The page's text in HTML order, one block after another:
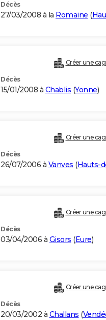
Décès
27/03/2008 à la Romaine (
Créer une
Décès
15/01/2008 à Chablis (Yonne)
Créer une
Décès
26/07/2006 à Vanves (Hauts-
Créer une
Décès
03/04/2006 à Gisors (Eure)
Créer une
Décès
20/03/2002 à Challans (